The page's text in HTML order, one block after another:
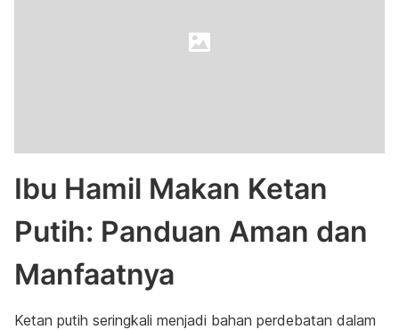
Ibu Hamil Makan Ketan
Putih: Panduan Aman dan
Manfaatnya
Ketan putih seringkali menjadi bahan perdebatan dalam